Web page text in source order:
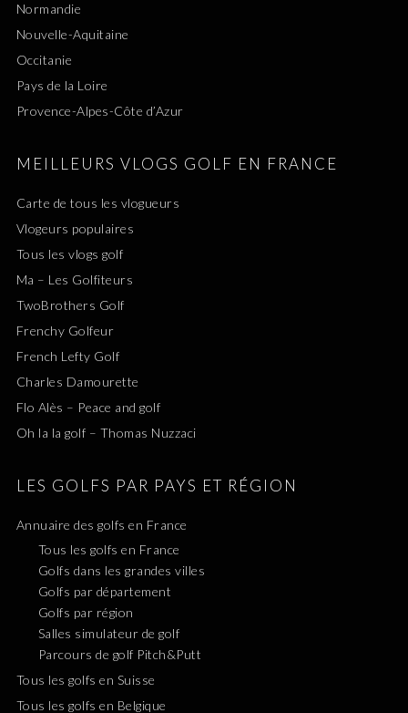
Normandie
Nouvelle-Aquitaine
Occitanie
Pays de la Loire
Provence-Alpes-Côte d’Azur
MEILLEURS VLOGS GOLF EN FRANCE
Carte de tous les vlogueurs
Vlogeurs populaires
Tous les vlogs golf
Ma – Les Golfiteurs
TwoBrothers Golf
Frenchy Golfeur
French Lefty Golf
Charles Damourette
Flo Alès – Peace and golf
Oh la la golf – Thomas Nuzzaci
LES GOLFS PAR PAYS ET RÉGION
Annuaire des golfs en France
Tous les golfs en France
Golfs dans les grandes villes
Golfs par département
Golfs par région
Salles simulateur de golf
Parcours de golf Pitch&Putt
Tous les golfs en Suisse
Tous les golfs en Belgique